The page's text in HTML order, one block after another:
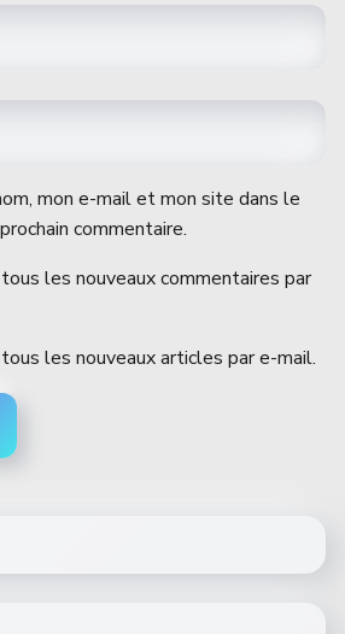
mon e-mail et mon site dans le
commentaire.
les nouveaux commentaires par
les nouveaux articles par e-mail.